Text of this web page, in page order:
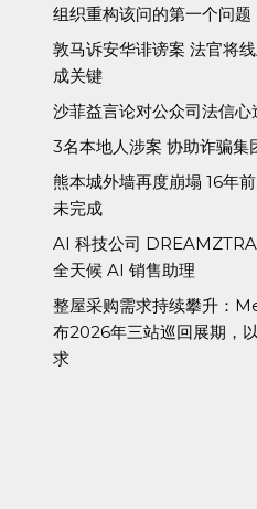
组织重构该问的第一个问题
敦马诉安华诽谤案 法官将
成关键
沙菲益言论对公众司法信
3名本地人涉案 协助诈骗集
熊本城外墙再度崩塌 16年
未完成
AI 科技公司
全天候 AI 销售助理
整屋采购需求持续攀升：
布2026年三站巡回展期，
求